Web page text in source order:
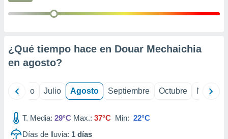
mediante
publicidad
publicidad
¿Qué tiempo hace en Douar Mechaichia
en agosto?
Junio Julio Agosto Septiembre Octubre
T. Media: 29°C Max.: 37°C Min: 22°C
Días de lluvia: 1 días